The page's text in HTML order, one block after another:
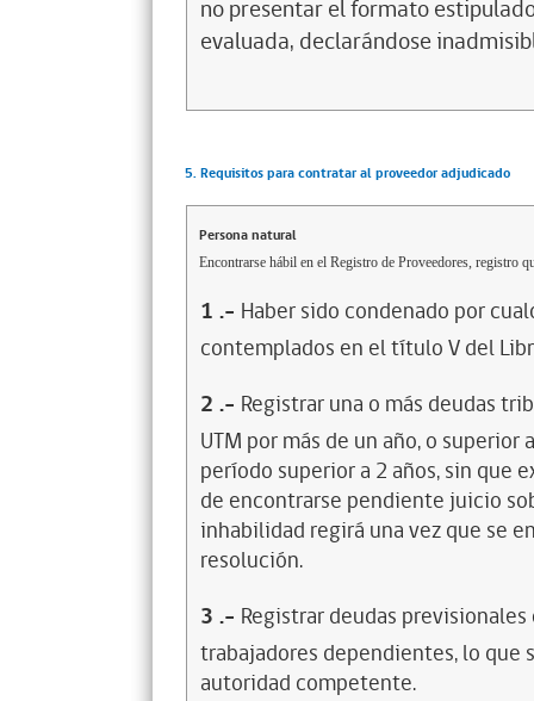
no presentar el formato
evaluada, declarándose
5. Requisitos para contratar al proveedor adjudicado
Persona natural
Encontrarse hábil en el Registro de Proveedores, registro
1 .- Haber sido condenado por
contemplados en el título V del
2 .- Registrar una o más deudas
UTM por más de un año, o
período superior a 2 años, sin que
de encontrarse pendiente juicio
inhabilidad regirá una vez que se
resolución.
3 .- Registrar deudas
trabajadores dependientes, lo
autoridad competente.